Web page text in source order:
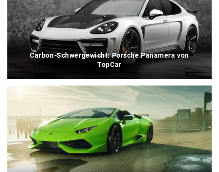
Carbon-Schwergewicht: Porsche Panamera von
TopCar